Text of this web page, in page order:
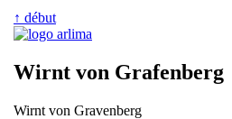
↑ début
Wirnt von Grafenberg
Wirnt von Gravenberg